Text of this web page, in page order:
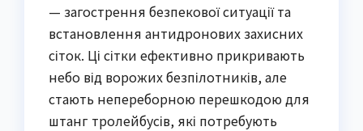
— загострення безпекової ситуації та
встановлення антидронових захисних
сіток. Ці сітки ефективно прикривають
небо від ворожих безпілотників, але
стають непереборною перешкодою для
штанг тролейбусів, які потребують